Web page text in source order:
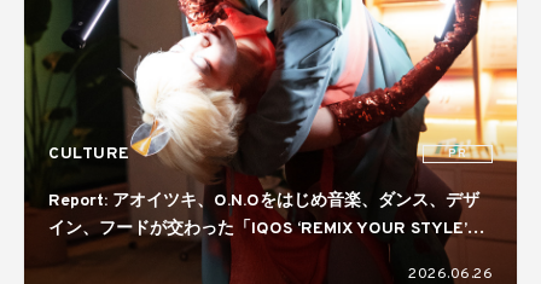
CULTURE PR
Report: アオイツキ、O.N.Oをはじめ音楽、ダンス、デザ
イン、フードが交わった「IQOS ‘REMIX YOUR STYLE’
NIGHT」。コラボレーターには真鍋大度を起用
2026.06.26